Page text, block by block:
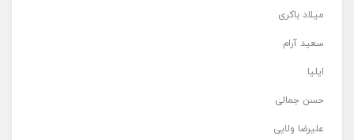
میلاد باکری
سعید آرام
ایلیا
حسن جمالی
علیرضا ولایی